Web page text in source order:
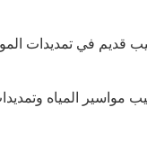
قديم في تمديدات
مواسير المياه